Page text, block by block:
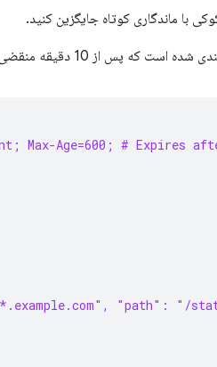
با ماندگاری کوتاه جایگزین کنید.
پس از 10 دقیقه منقضی شود:
Max-Age=600; # Expires
"path": "/